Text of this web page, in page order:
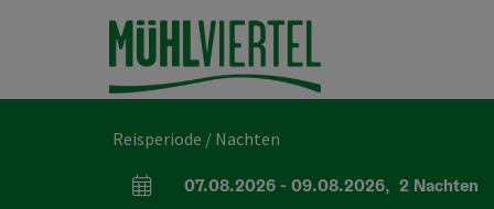
Accesskey
[0]
Navigatie Accesskey
[1]
PaginabeginAccesskey
[2]
Reisperiode / Nachten
Velden voor aankomst en vertrek
07.08.2026- 09.08.2026, 2 Nachten